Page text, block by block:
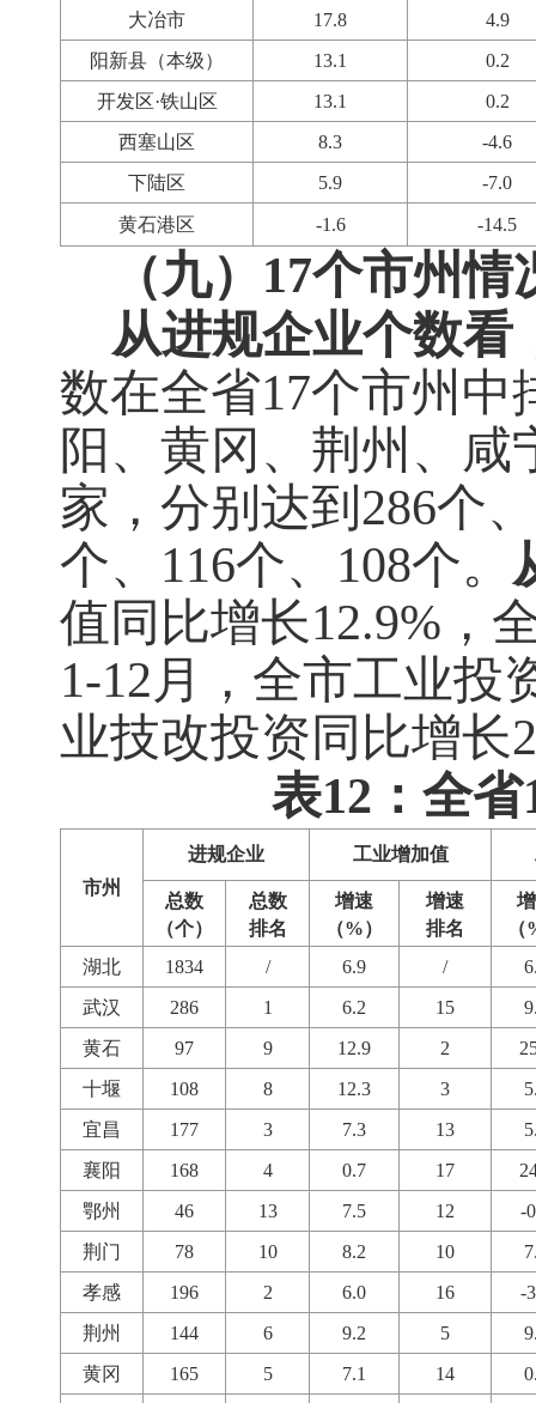
大冶市 17.8
4.9
阳新县（本级）
13.1
0.2
开发区·铁山区
13.1
0.2
西塞山区
8.3
-4.6
下陆区
5.9 -7.0
黄石港区 -1.6 -14.5
（九）17个市州情
从进规企业个数看
数在全省17个市州中
阳、黄冈、荆州、
家，分别达到 286个、
个、 116个、 108个。
值同比增长12.9% ，
1-12 月，全市工业投
业技改投资同比增长
表12：全
市州
进规企业 工业增加值
总数
（个）
总数
排名
增速
（%）
增速
排名
湖北
1834 / 6.9 /
武汉
286 1 6.2 15
黄石
97 9 12.9 2
十堰
108 8 12.3 3
宜昌
177 3 7.3 13
襄阳
168 4 0.7 17
鄂州
46 13 7.5 12
-
荆门
78 10 8.2 10
孝感
196 2 6.0 16
-
荆州
144 6 9.2 5
黄冈
165 5 7.1 14